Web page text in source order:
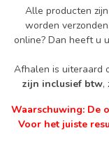
Alle producten
worden
online? Dan heeft u
Afhalen is uiteraard
zijn inclusief btw,
Waarschuwing: De
Voor het juiste